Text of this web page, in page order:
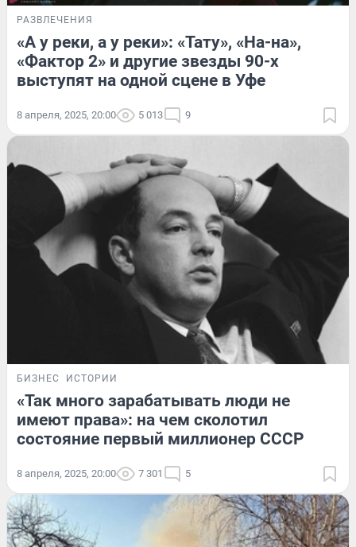
РАЗВЛЕЧЕНИЯ
«А у реки, а у реки»: «Тату», «На-на»,
«Фактор 2» и другие звезды 90-х
выступят на одной сцене в Уфе
8 апреля, 2025, 20:00 5 013 9
БИЗНЕС ИСТОРИИ
«Так много зарабатывать люди не
имеют права»: на чем сколотил
состояние первый миллионер СССР
8 апреля, 2025, 20:00 7 301 5